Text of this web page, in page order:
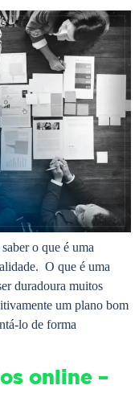
o que é uma
O que é uma
duradoura muitos
um plano bom
lo de forma
online –